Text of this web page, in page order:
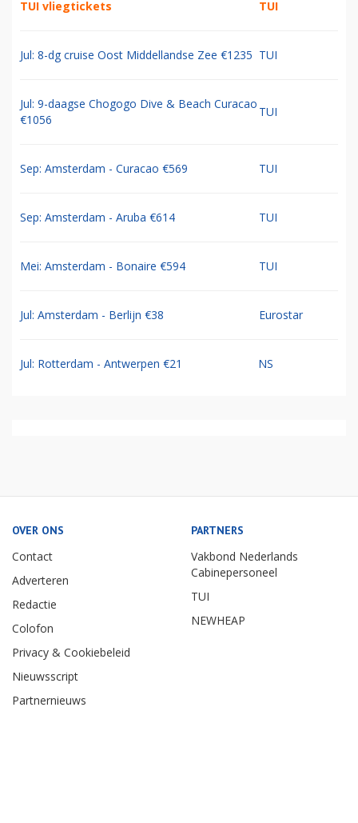
TUI vliegtickets TUI
Jul: 8-dg cruise Oost Middellandse Zee €1235 TUI
Jul: 9-daagse Chogogo Dive & Beach Curacao
€1056
TUI
Sep: Amsterdam - Curacao €569 TUI
Sep: Amsterdam - Aruba €614 TUI
Mei: Amsterdam - Bonaire €594 TUI
Jul: Amsterdam - Berlijn €38 Eurostar
Jul: Rotterdam - Antwerpen €21 NS
OVER ONS
Contact
Adverteren
Redactie
Colofon
Privacy & Cookiebeleid
Nieuwsscript
Partnernieuws
PARTNERS
Vakbond Nederlands
Cabinepersoneel
TUI
NEWHEAP